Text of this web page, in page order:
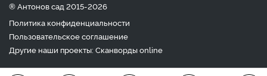
® Антонов сад 2015-2026
Политика конфиденциальности
Пользовательское соглашение
Другие наши проекты: Сканвордыonline
Любое использование материала допускается только с